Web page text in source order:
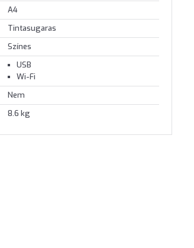
A4
Tintasugaras
Színes
USB
Wi-Fi
Nem
8.6 kg